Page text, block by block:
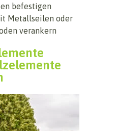
befestigen
Metallseilen oder
verankern